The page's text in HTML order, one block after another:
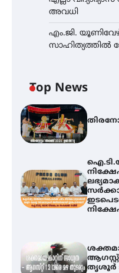
അവധി
എം.ജി.
സാഹിത്യത്തിൽ
Top News
തൃശൂർ